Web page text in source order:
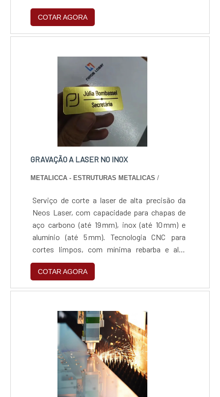
isentas de rebarbas e fiel aos desenhos
técnicos, com entrega rápida de 1 a 4 dias
úteis. É a solução ideal para prototipagem e
mecânico e de infraestrutura, assegurando
economia de material e repetibilidade
COTAR AGORA
GRAVAÇÃO A LASER NO INOX
METALICCA - ESTRUTURAS METALICAS /
Serviço de corte a laser de alta precisão da
Neos Laser, com capacidade para chapas de
aço carbono (até 19 mm), inox (até 10 mm) e
alumínio (até 5 mm). Tecnologia CNC para
cortes limpos, com mínima rebarba e alta
repetibilidade. Compatível com arquivos
vetoriais (.dxf, .dwg, .ai) e ideal para projetos
técnicos com tolerância dimensional rigorosa.
para produção sob medida ou em escala, com
suporte técnico especializado e foco na
qualidade e eficiência.
COTAR AGORA